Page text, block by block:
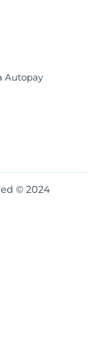
Autopay
© 2024